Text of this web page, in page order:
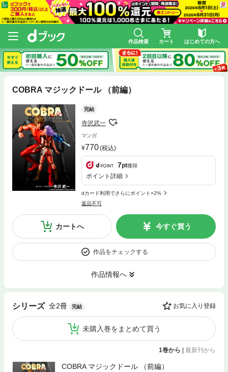
作品検索 カート はじめての方へ
COBRA マジックドール （前編）
完結
寺沢武一
マンガ
770(税込)
7pt獲得
ポイント詳細
dカード利用でさらにポイント+2%
返品不可
カートへ 今すぐ買う
作品をチェックする
作品情報へ
シリーズ 全2冊 完結 お気に入り登録
未購入巻をまとめて買う
1巻から 最新刊から
COBRA マジックドール （前編）